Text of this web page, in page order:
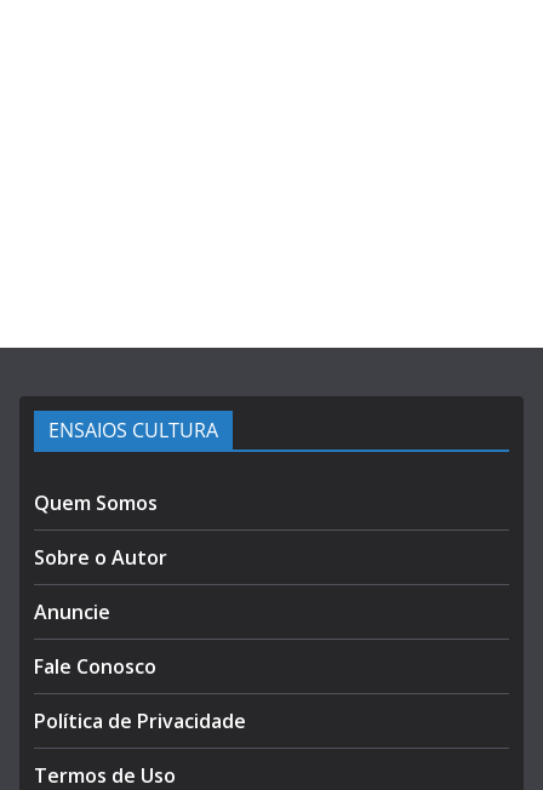
ENSAIOS CULTURA
Quem Somos
Sobre o Autor
Anuncie
Fale Conosco
Política de Privacidade
Termos de Uso